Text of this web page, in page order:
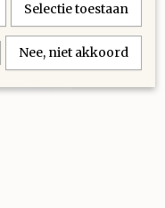
Selectie toestaan
Nee, niet akkoord